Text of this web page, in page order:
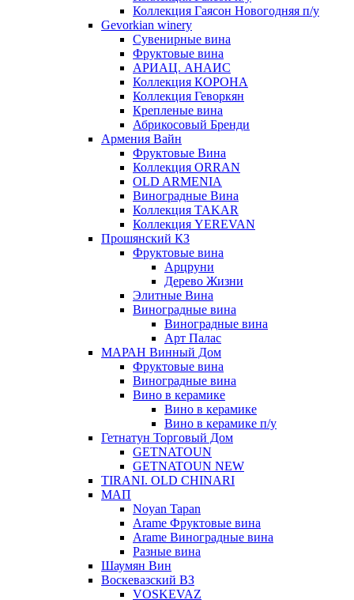
Коллекция Гаясон Новогодняя п/у
Gevorkian winery
Сувенирные вина
Фруктовые вина
АРИАЦ. АНАИС
Коллекция КОРОНА
Коллекция Геворкян
Крепленые вина
Абрикосовый Бренди
Армения Вайн
Фруктовые Вина
Коллекция ORRAN
OLD ARMENIA
Виноградные Вина
Коллекция TAKAR
Коллекция YEREVAN
Прошянский КЗ
Фруктовые вина
Арцруни
Дерево Жизни
Элитные Вина
Виноградные вина
Виноградные вина
Арт Палас
МАРАН Винный Дом
Фруктовые вина
Виноградные вина
Вино в керамике
Вино в керамике
Вино в керамике п/у
Гетнатун Торговый Дом
GETNATOUN
GETNATOUN NEW
TIRANI. OLD CHINARI
МАП
Noyan Tapan
Arame Фруктовые вина
Arame Виноградные вина
Разные вина
Шаумян Вин
Воскевазский ВЗ
VOSKEVAZ